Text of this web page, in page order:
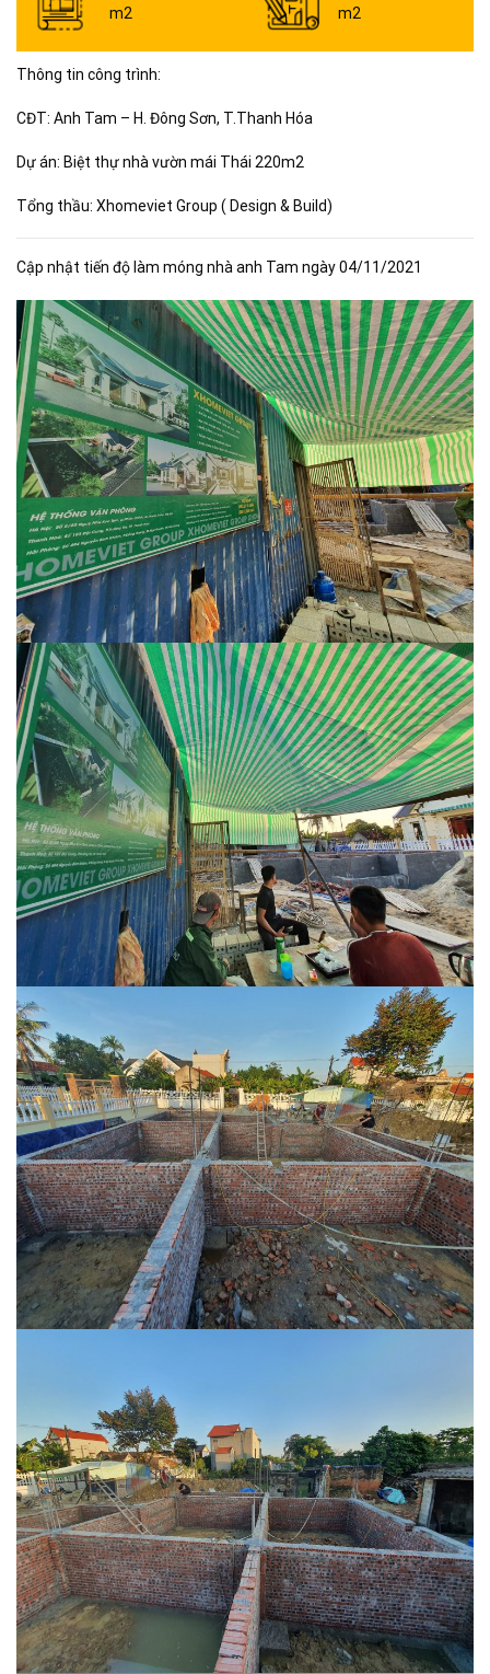
m2 m2
Thông tin công trình:
CĐT: Anh Tam – H. Đông Sơn, T.Thanh Hóa
Dự án: Biệt thự nhà vườn mái Thái 220m2
Tổng thầu: Xhomeviet Group ( Design & Build)
Cập nhật tiến độ làm móng nhà anh Tam ngày 04/11/2021